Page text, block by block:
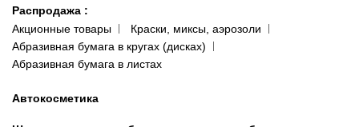
Распродажа :
Акционные товары
Краски, миксы, аэрозоли
Абразивная бумага в кругах (дисках)
Абразивная бумага в листах
Автокосметика